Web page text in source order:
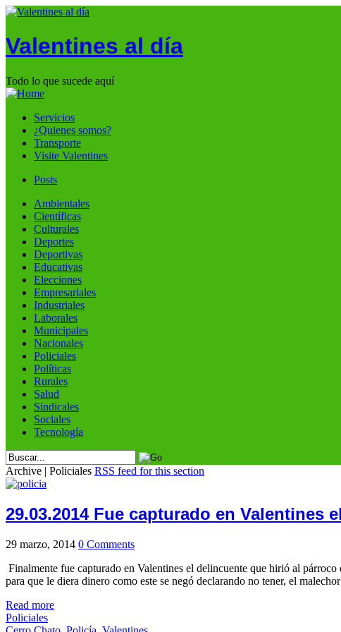
Valentines al día
Todo lo que sucede aquí
Servicios
¿Quienes somos?
Transporte
Visite Valentines
Posts
Ambientales
Científicas
Culturales
Deportes
Deportivas
Educativas
Elecciones
Empresariales
Industriales
Laborales
Municipales
Nacionales
Policiales
Políticas
Rurales
Salud
Sindicales
Sociales
Tecnología
Archive | Policiales RSS feed for this section
29.03.2014 Fue capturado en
29 marzo, 2014 0 Comments
Finalmente fue capturado en Valentines el delincuente que hirió al
para que le diera dinero como este se negó declarando no tener, el
Read more
Policiales